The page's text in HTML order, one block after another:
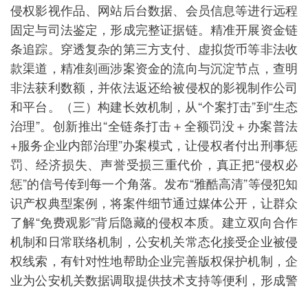
侵权影视作品、网站后台数据、会员信息等进行远程
固定与司法鉴定，形成完整证据链。精准开展资金链
条追踪。穿透复杂的第三方支付、虚拟货币等非法收
款渠道，精准刻画涉案资金的流向与沉淀节点，查明
非法获利数额，并依法返还给被侵权的影视制作公司
和平台。（三）构建长效机制，从“个案打击”到“生态
治理”。创新推出“全链条打击＋全额罚没＋办案普法
+服务企业内部治理”办案模式，让侵权者付出刑事惩
罚、经济损失、声誉受损三重代价，真正把“侵权必
惩”的信号传到每一个角落。发布“雅酷高清”等侵犯知
识产权典型案例，将案件细节通过媒体公开，让群众
了解“免费观影”背后隐藏的侵权本质。建立双向合作
机制和日常联络机制，公安机关常态化接受企业被侵
权线索，有针对性地帮助企业完善版权保护机制，企
业为公安机关数据调取提供技术支持等便利，形成警